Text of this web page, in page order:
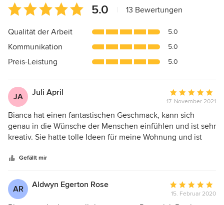
Durchschnittliche
Bewertung:
5
5
Sternen
5.0 13 Bewertungen
Qualität der Arbeit 5.0
Kommunikation 5.0
Preis-Leistung 5.0
JA Juli April
Bewertung:
5
von
5
17. November 2021
Bianca hat einen fantastischen Geschmack, kann sich
genau in die Wünsche der Menschen einfühlen und ist sehr
kreativ. Sie hatte tolle Ideen für meine Wohnung und ist
Gefällt mir
AR Aldwyn Egerton Rose
Bewertung:
15. Februar 2020